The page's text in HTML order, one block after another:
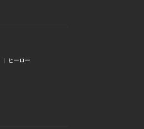
ヒーロー